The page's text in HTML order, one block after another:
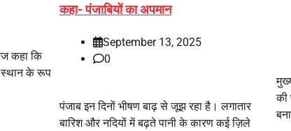
कहा कि
स्थान के रूप
कहा- पंजाबियों का अपमान
September 13, 2025
0
पंजाब इन दिनों भीषण बाढ़ से जूझ रहा है। लगातार
बारिश और नदियों में बढ़ते पानी के कारण कई ज़िले
की